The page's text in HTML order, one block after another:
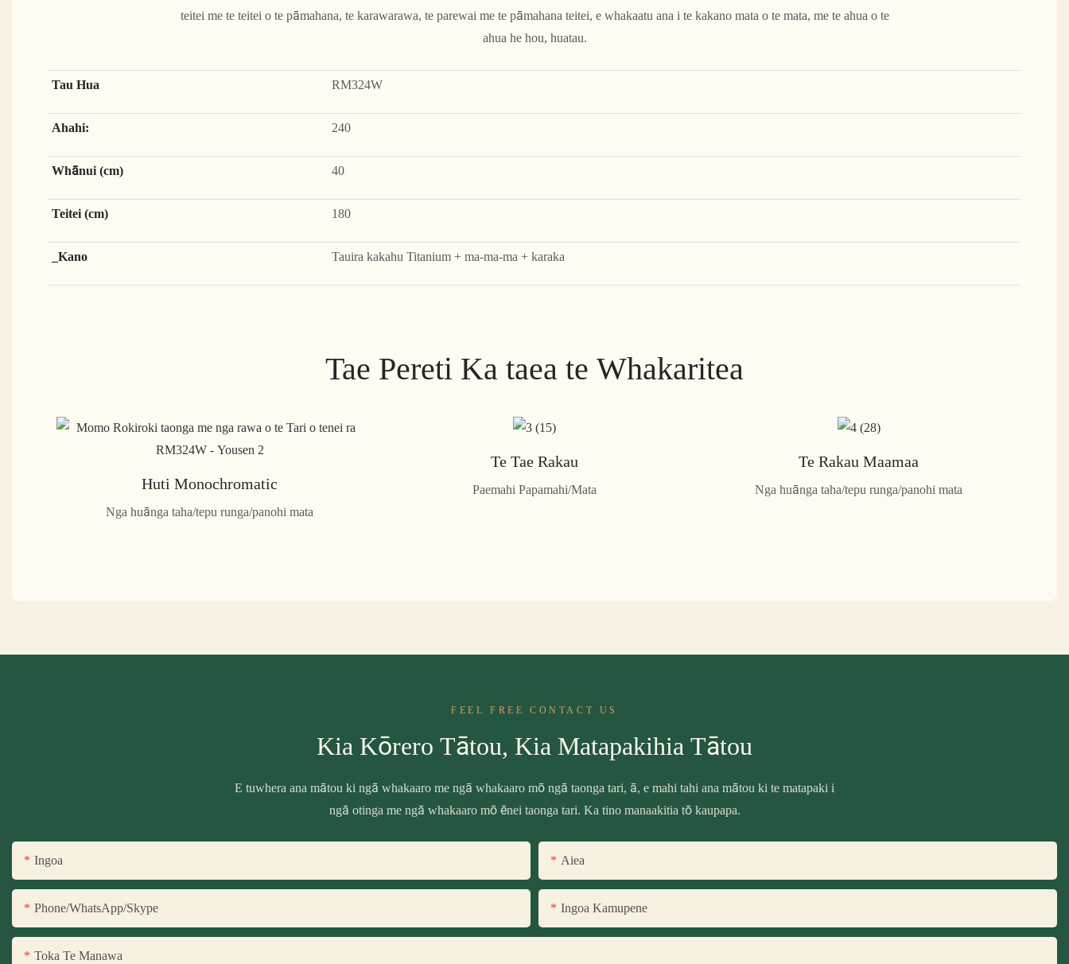
teitei me te teitei o te pāmahana, te karawarawa, te parewai me te pāmahana teitei, e whakaatu ana i te kakano mata o te mata, me te ahua o te
ahua he hou, huatau.
Tau Hua RM324W
Ahahi: 240
Whānui (cm) 40
Teitei (cm) 180
_Kano Tauira kakahu Titanium + ma-ma-ma + karaka
Tae Pereti Ka taea te Whakaritea
Huti Monochromatic
Nga huānga taha/tepu runga/panohi mata
Te Tae Rakau
Paemahi Papamahi/Mata
Te Rakau Maamaa
Nga huānga taha/tepu runga/panohi mata
FEEL FREE CONTACT US
Kia Kōrero Tātou, Kia Matapakihia Tātou
E tuwhera ana mātou ki ngā whakaaro me ngā whakaaro mō ngā taonga tari, ā, e mahi tahi ana mātou ki te matapaki i
ngā otinga me ngā whakaaro mō ēnei taonga tari. Ka tino manaakitia tō kaupapa.
Ingoa Aiea
Phone/WhatsApp/Skype Ingoa Kamupene
Toka Te Manawa